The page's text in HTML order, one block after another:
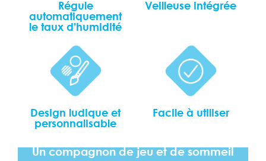
Régule
automatiquement
le taux d’humidité
Veilleuse intégrée
Design ludique et
personnalisable
Facile à utiliser
Un compagnon de jeu et de sommeil